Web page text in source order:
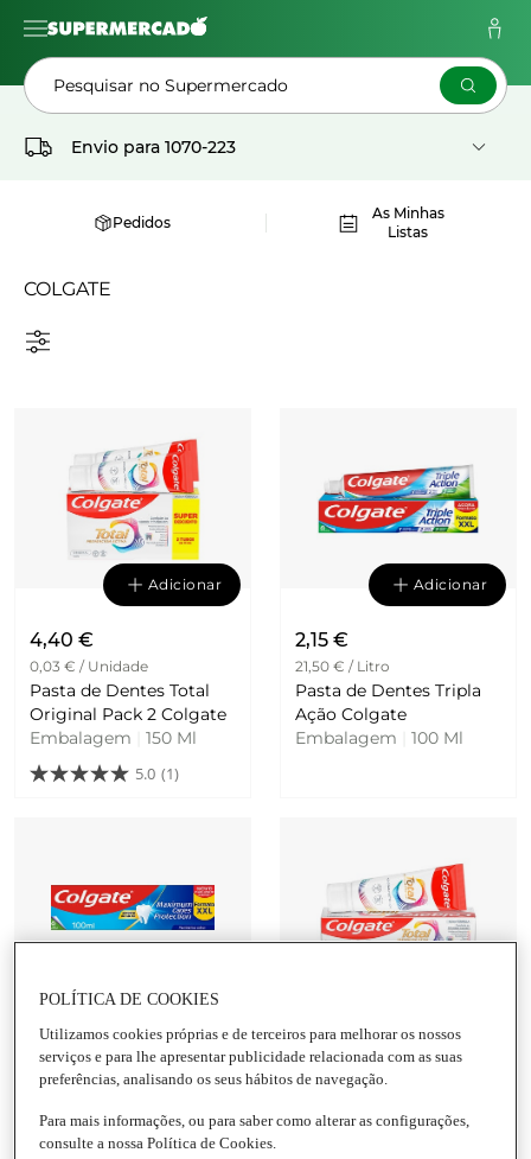
Pesquisar no Supermercado
Envio para 1070-223
Pedidos
As Minhas
Listas
COLGATE
Adicionar
4,40 €
0,03 € / Unidade
Pasta de Dentes Total
Original Pack 2 Colgate
Embalagem
150 Ml
5.0 (1)
Adicionar
2,15 €
21,50 € / Litro
Pasta de Dentes Tripla
Ação Colgate
Embalagem
100 Ml
Adicionar
2,15 €
21,50 € / Litro
Caries Colgate
Embalagem|100 Ml
2,89 €
38,53 € / Litro
Original Colgate
POLÍTICA DE COOKIES
Utilizamos cookies próprias e de terceiros para melhorar os nossos
serviços e para lhe apresentar publicidade relacionada com as suas
preferências, analisando os seus hábitos de navegação.
Para mais informações, ou para saber como alterar as configurações,
consulte a nossa Política de Cookies.